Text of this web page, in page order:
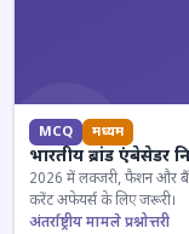
MCQ मध्यम
भारतीय ब्रांड एंबेसेडर
2026 में लक्जरी, फैशन और
करेंट अफेयर्स के लिए जरूरी।
अंतर्राष्ट्रीय मामले प्रश्नोत्तरी